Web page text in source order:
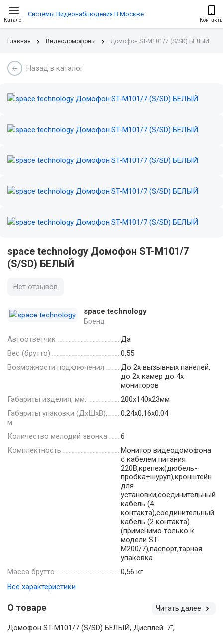
Каталог
Системы Видеонаблюдения В Москве
Контакты
Главная Видеодомофоны Домофон ST-M101/7 (S/SD) БЕЛЫЙ
Назад в каталог
space technology Домофон ST-M101/7
(S/SD) БЕЛЫЙ
Нет отзывов
space technology
Бренд
Автоответчик
Да
Вес (брутто)
0,55
Возможности подключения
До 2х вызывных панелей,
до 2х камер до 4х
мониторов
Габариты изделия, мм.
200х140х23мм
Габариты упаковки (ДхШхВ),
м
0,24x0,16x0,04
Количество мелодий звонка
6
Комплектность
Монитор видеодомофона
с кабелем питания
220В,крепеж(дюбель-
пробка+шуруп),кронштейн
для
установки,соединительный
кабель (4
контакта),соединительный
кабель (2 контакта)
(применимо только к
модели ST-
M200/7),паспорт,тарная
упаковка
Масса брутто
0,56 кг
Все характеристики
О товаре Читать далее
Домофон ST-M101/7 (S/SD) БЕЛЫЙ, Дисплей: 7",